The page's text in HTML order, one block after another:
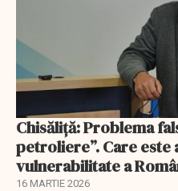
Chisăliță: Problema
petroliere”. Care este
vulnerabilitate a
16 MARTIE 2026